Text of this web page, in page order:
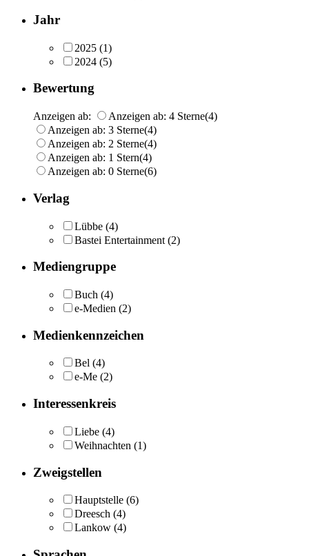
Jahr
2025 (1)
2024 (5)
Bewertung
Anzeigen ab: Anzeigen ab: 4 Sterne(4)
Anzeigen ab: 3 Sterne(4)
Anzeigen ab: 2 Sterne(4)
Anzeigen ab: 1 Stern(4)
Anzeigen ab: 0 Sterne(6)
Verlag
Lübbe (4)
Bastei Entertainment (2)
Mediengruppe
Buch (4)
e-Medien (2)
Medienkennzeichen
Bel (4)
e-Me (2)
Interessenkreis
Liebe (4)
Weihnachten (1)
Zweigstellen
Hauptstelle (6)
Dreesch (4)
Lankow (4)